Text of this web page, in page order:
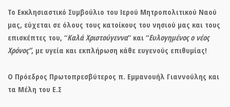
Το Εκκλησιαστικό Συμβούλιο του Ιερού Μητροπολιτικού Ναού
μας, εύχεται σε όλους τους κατοίκους του νησιού μας και τους
επισκέπτες του, “Καλά Χριστούγεννα” και “Ευλογημένος ο νέος
Χρόνος”, με υγεία και εκπλήρωση κάθε ευγενούς επιθυμίας!
Ο Πρόεδρος Πρωτοπρεσβύτερος π. Εμμανουήλ Γιαννούλης και
τα Μέλη του Ε.Σ